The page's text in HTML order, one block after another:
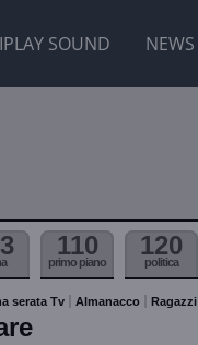
SOUND NEWS
110
primo piano
120
politica
serata Tv Almanacco Ragazzi